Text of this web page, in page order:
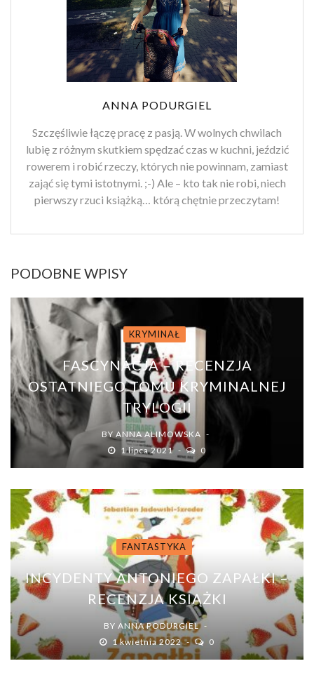
ANNA PODURGIEL
Szczęśliwie łączę pracę z pasją. W wolnych chwilach
lubię z różnym skutkiem spędzać czas w kuchni, jeździć
rowerem i robić rzeczy, których nie powinnam, zamiast
zająć się tymi istotnymi. ;-) Ale – kto tak nie robi, niech
pierwszy rzuci książką… którą chętnie przeczytam!
PODOBNE WPISY
KRYMINAŁ
FASCYNACJA – RECENZJA
OSTATNIEGO TOMU KRYMINALNEJ
TRYLOGII
BY ANNA ALIMOWSKA
1 lipca 2021
0
FANTASTYKA
INCYDENTY ANTONIEGO ZAPAŁKI –
RECENZJA KSIĄŻKI
BY ANNA PODURGIEL
1 kwietnia 2022
0